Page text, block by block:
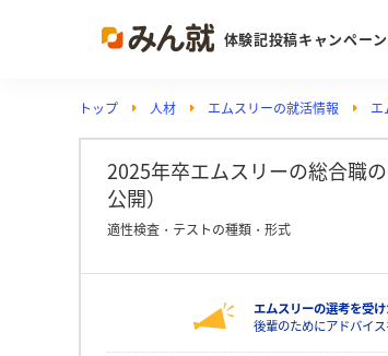
体験記投稿キャンペーン
Post
投稿する
ランキ
注目の
動画で知
トップ 人材 エムスリーの就活情報
2025年卒エムスリーの総合職
公開）
適性検査・テストの種類・形式
エムスリーの選考を受
後輩のためにアドバイ